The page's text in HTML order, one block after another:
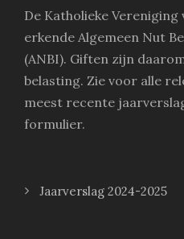
De Katholieke Vereniging
erkende Algemeen Nut
(ANBI). Giften zijn
belasting. Zie voor alle
meest recente
formulier.
Jaarverslag 2024-2025